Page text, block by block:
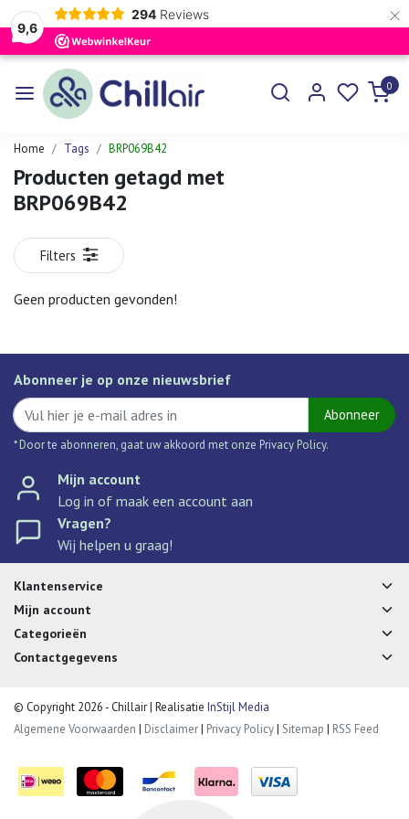
9,6
294 Reviews ×
0
Home Tags BRP069B42
Producten getagd met
BRP069B42
Filters
Geen producten gevonden!
Abonneer je op onze nieuwsbrief
Abonneer
* Door te abonneren, gaat uw akkoord met onze Privacy Policy.
Mijn account
Log in of maak een account aan
Vragen?
Wij helpen u graag!
Klantenservice
Mijn account
Categorieën
Contactgegevens
© Copyright 2026 - Chillair | Realisatie InStijl Media
Algemene Voorwaarden | Disclaimer| Privacy Policy| Sitemap | RSS Feed